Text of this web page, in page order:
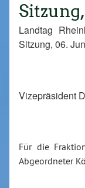
Landtag
Sitzung, 06.
Vizepräsident
Für die
Abgeordneter